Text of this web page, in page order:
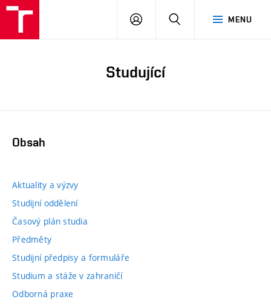
MENU
PŘIHLÁSIT
Studující
Obsah
Aktuality a výzvy
Studijní oddělení
Časový plán studia
Předměty
Studijní předpisy a formuláře
Studium a stáže v zahraničí
Odborná praxe